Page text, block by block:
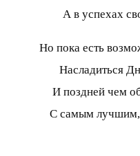
А в успехах
Но пока есть
Насладиться
И поздней чем
С самым лучшим,